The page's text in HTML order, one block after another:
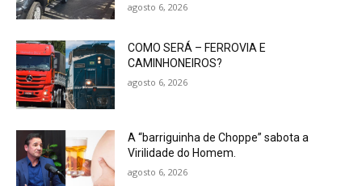
agosto 6, 2026
COMO SERÁ – FERROVIA E
CAMINHONEIROS?
agosto 6, 2026
A “barriguinha de Choppe” sabota a
Virilidade do Homem.
agosto 6, 2026